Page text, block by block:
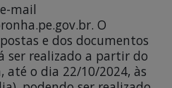
mail
O
e dos documentos
ser realizado a partir do
até o dia 22/10/2024, às